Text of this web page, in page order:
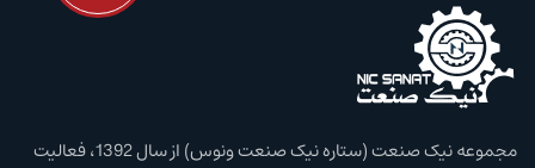
مجموعه نیک صنعت (ستاره نیک صنعت ونوس) از سال 1392، فعالیت